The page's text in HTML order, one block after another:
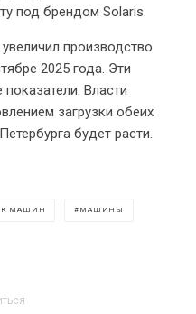
под брендом Solaris.
производство
2025 года. Эти
Власти
загрузки обеих
будет расти.
МАШИН МАШИНЫ